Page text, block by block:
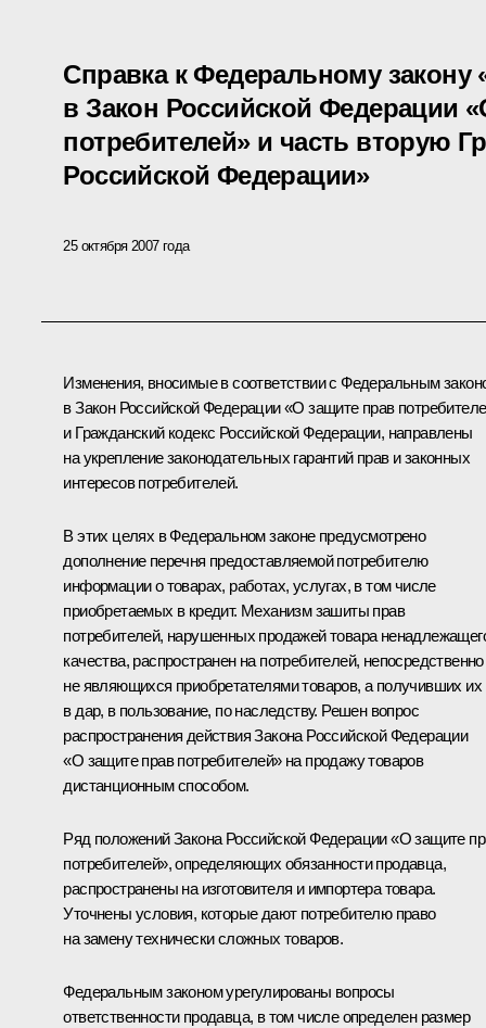
Справка к Федеральному закону
в Закон Российской Федерации
потребителей» и часть вторую
Российской Федерации»
25 октября 2007 года
Изменения, вносимые в соответствии с Федеральным
в Закон Российской Федерации «О защите прав
и Гражданский кодекс Российской Федерации, направлены
на укрепление законодательных гарантий прав и законных
интересов потребителей.
В этих целях в Федеральном законе предусмотрено
дополнение перечня предоставляемой потребителю
информации о товарах, работах, услугах, в том числе
приобретаемых в кредит. Механизм зашиты прав
потребителей, нарушенных продажей товара
качества, распространен на потребителей, непосредственно
не являющихся приобретателями товаров, а получивших их
в дар, в пользование, по наследству. Решен вопрос
распространения действия Закона Российской Федерации
«О защите прав потребителей» на продажу товаров
дистанционным способом.
Ряд положений Закона Российской Федерации «О защите
потребителей», определяющих обязанности продавца,
распространены на изготовителя и импортера товара.
Уточнены условия, которые дают потребителю право
на замену технически сложных товаров.
Федеральным законом урегулированы вопросы
ответственности продавца, в том числе определен размер